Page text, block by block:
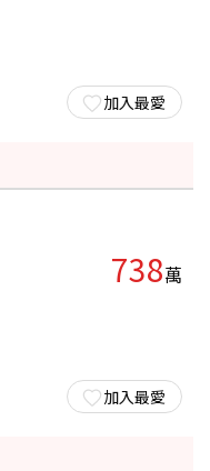
加入最愛
738萬
加入最愛